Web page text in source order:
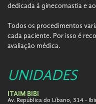
dedicada à ginecomastia e
Todos os procedimentos
cada paciente. Por isso é
avaliação médica.
UNIDADES
ITAIM BIBI
Av. República do Líbano, 314 -